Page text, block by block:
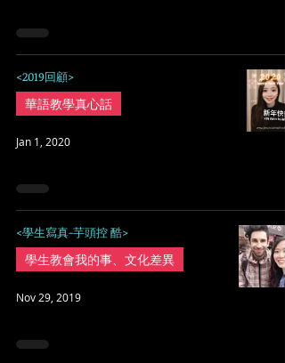
<2019回顧>
華語教學真心話
Jan 1, 2020
<學生寫真-芋頭控 酷>
學生教會我的事、文化差異
Nov 29, 2019